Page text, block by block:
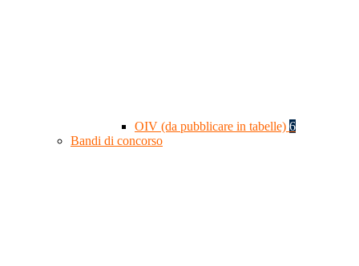
OIV (da pubblicare in tabelle) 6
Bandi di concorso